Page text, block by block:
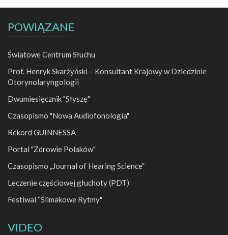
POWIĄZANE
Światowe Centrum Słuchu
Prof. Henryk Skarżyński – Konsultant Krajowy w Dziedzinie
Otorynolaryngologii
Dwumiesięcznik "Słyszę"
Czasopismo "Nowa Audiofonologia"
Rekord GUINNESSA
Portal "Zdrowie Polaków"
Czasopismo „Journal of Hearing Science”
Leczenie częściowej głuchoty (PDT)
Festiwal “Ślimakowe Rytmy"
VIDEO